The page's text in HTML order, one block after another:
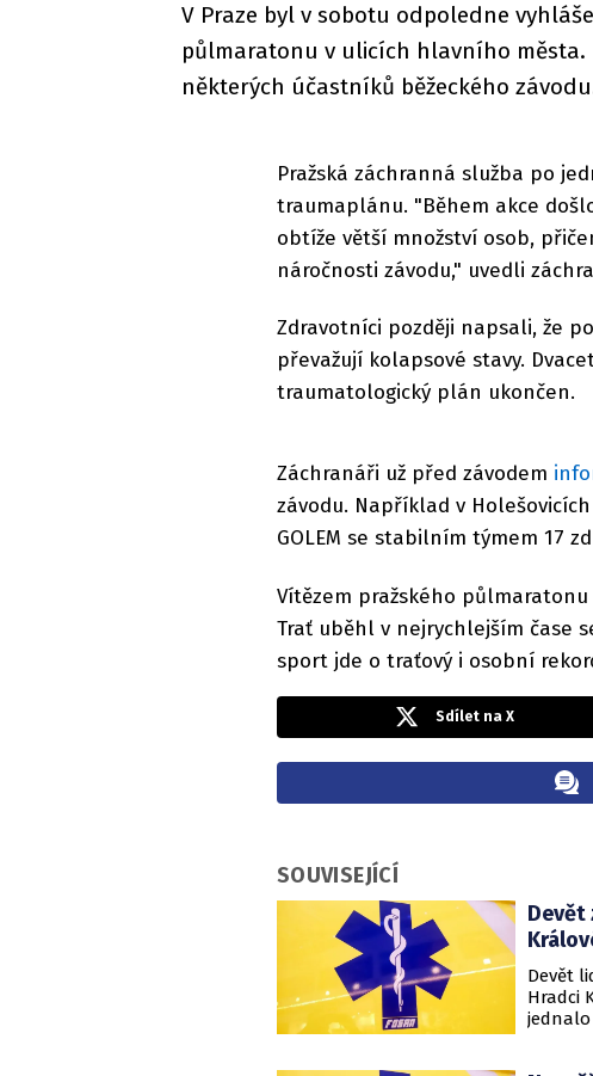
V Praze byl v sobotu odpoledne
půlmaratonu v ulicích hlavního
některých účastníků běžeckého
Pražská záchranná služba po
traumaplánu. "Během akce
obtíže větší množství osob,
náročnosti závodu," uvedli
Zdravotníci později napsali, že
převažují kolapsové stavy.
traumatologický plán ukončen.
Záchranáři už před závodem
závodu. Například v
GOLEM se stabilním týmem 17
Vítězem pražského
Trať uběhl v nejrychlejším čase
sport jde o traťový i osobní
Sdílet na X
SOUVISEJÍCÍ
Devět
Devět
Hradci